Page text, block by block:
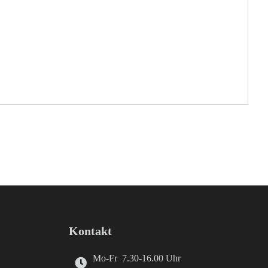
Kontakt
Mo-Fr 7.30-16.00 Uhr